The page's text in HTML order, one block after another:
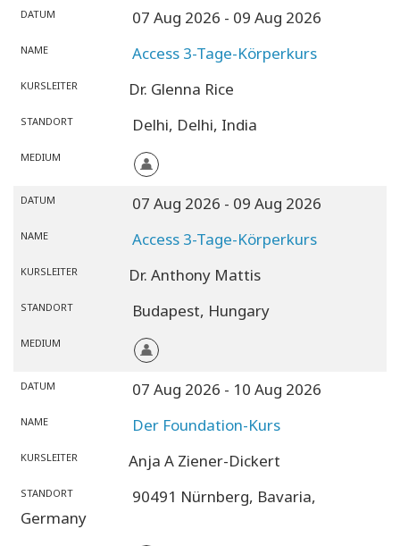
DATUM 07 Aug 2026 - 09 Aug 2026
NAME Access 3-Tage-Körperkurs
KURSLEITER Dr. Glenna Rice
STANDORT Delhi, Delhi, India
MEDIUM
DATUM 07 Aug 2026 - 09 Aug 2026
NAME Access 3-Tage-Körperkurs
KURSLEITER Dr. Anthony Mattis
STANDORT Budapest, Hungary
MEDIUM
DATUM 07 Aug 2026 - 10 Aug 2026
NAME Der Foundation-Kurs
KURSLEITER Anja A Ziener-Dickert
STANDORT 90491 Nürnberg, Bavaria,
Germany